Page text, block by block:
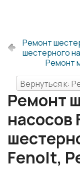
Ремонт
шестерного
Ремонт
Вернуться к:
Ремонт
насосов
Fenolt,